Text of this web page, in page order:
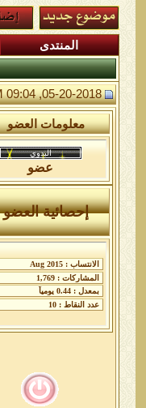
المنتدى
05-20-2018, 09:04 AM
معلومات العضو
عضو
إحصائية العضو